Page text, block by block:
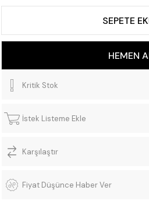
Kritik Stok
İstek Listeme Ekle
Karşılaştır
Fiyat Düşünce Haber Ver